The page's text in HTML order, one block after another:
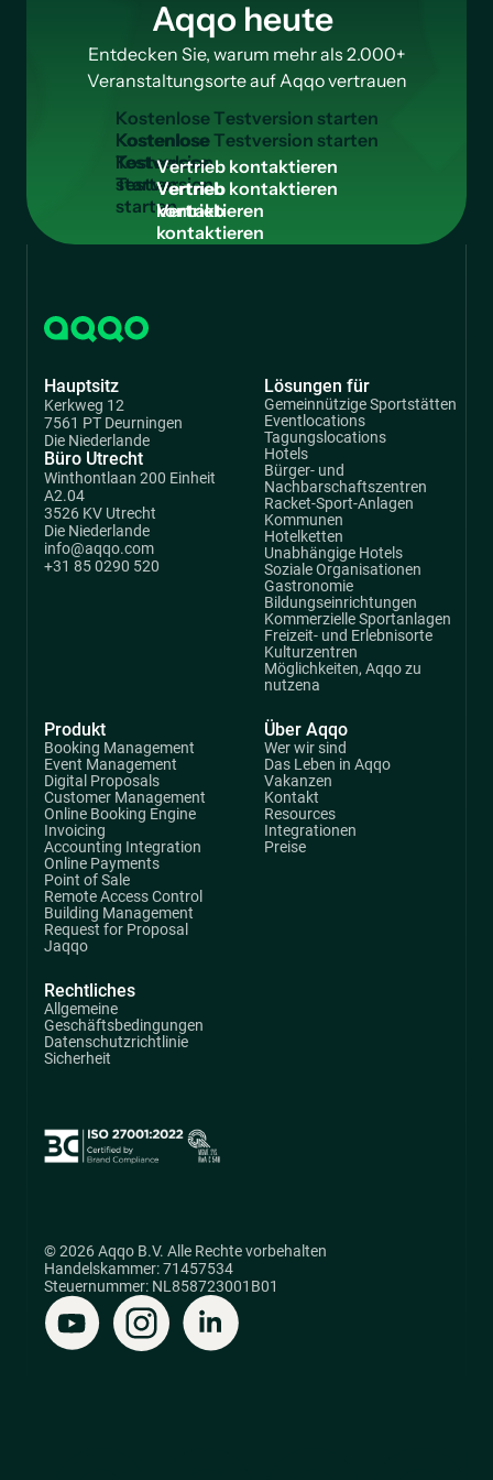
Aqqo heute
Entdecken Sie, warum mehr als 2.000+
Veranstaltungsorte auf Aqqo vertrauen
KostenloseTestversion starten
Kostenlose
Testversion
starten
Vertrieb kontaktieren
Vertrieb
kontaktieren
Hauptsitz
Kerkweg 12
7561 PT Deurningen
Die Niederlande
Büro Utrecht
Winthontlaan 200 Einheit
A2.04
3526 KV Utrecht
Die Niederlande
info@aqqo.com
+31 85 0290 520
Produkt
Booking Management
Event Management
Digital Proposals
Customer Management
Online Booking Engine
Invoicing
Accounting Integration
Online Payments
Point of Sale
Remote Access Control
Building Management
Request for Proposal
Jaqqo
Lösungen für
Gemeinnützige Sportstätten
Eventlocations
Tagungslocations
Hotels
Bürger- und
Nachbarschaftszentren
Racket-Sport-Anlagen
Kommunen
Hotelketten
Unabhängige Hotels
Soziale Organisationen
Gastronomie
Bildungseinrichtungen
Kommerzielle Sportanlagen
Freizeit- und Erlebnisorte
Kulturzentren
Möglichkeiten, Aqqo zu
nutzena
Über Aqqo
Wer wir sind
Das Leben in Aqqo
Vakanzen
Kontakt
Resources
Integrationen
Preise
Rechtliches
Allgemeine
Geschäftsbedingungen
Datenschutzrichtlinie
Sicherheit
© 2026 Aqqo B.V. Alle Rechte vorbehalten
Handelskammer: 71457534
Steuernummer: NL858723001B01